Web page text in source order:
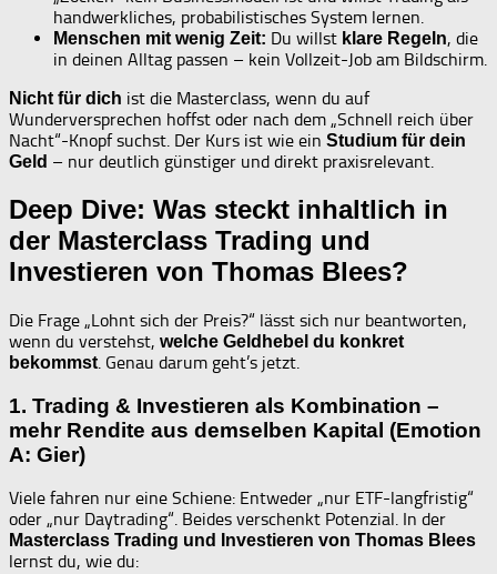
handwerkliches, probabilistisches System lernen.
Menschen mit wenig Zeit: Du willst klare Regeln, die
in deinen Alltag passen – kein Vollzeit-Job am Bildschirm.
Nicht für dich ist die Masterclass, wenn du auf
Wunderversprechen hoffst oder nach dem „Schnell reich über
Nacht“-Knopf suchst. Der Kurs ist wie ein Studium für dein
Geld – nur deutlich günstiger und direkt praxisrelevant.
Deep Dive: Was steckt inhaltlich in
der Masterclass Trading und
Investieren von Thomas Blees?
Die Frage „Lohnt sich der Preis?“ lässt sich nur beantworten,
wenn du verstehst, welche Geldhebel du konkret
bekommst . Genau darum geht’s jetzt.
1. Trading & Investieren als Kombination –
mehr Rendite aus demselben Kapital (Emotion
A: Gier)
Viele fahren nur eine Schiene: Entweder „nur ETF-langfristig“
oder „nur Daytrading“. Beides verschenkt Potenzial. In der
Masterclass Trading und Investieren von Thomas Blees
lernst du, wie du: